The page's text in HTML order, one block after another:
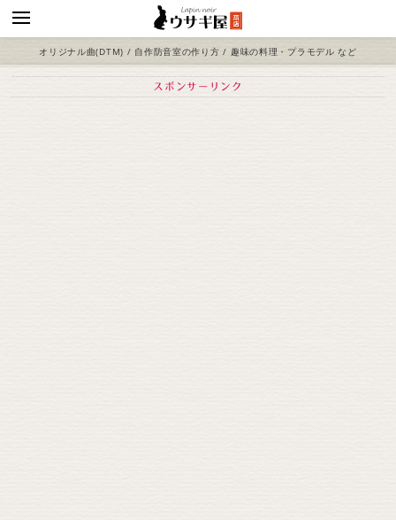
オリジナル曲(DTM) / 自作防音室の作り方 / 趣味の料理・プラモデル など
スポンサーリンク